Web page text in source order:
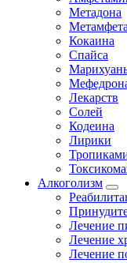
Метадона
Кокаина
Спайса
Лекарств
Солей
Кодеина
Лирики
Алкоголизм
Лечение
Лечение
Лечение